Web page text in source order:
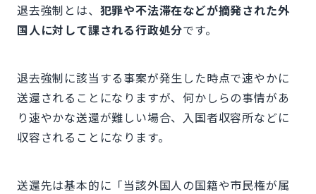
退去強制とは、 犯罪や不法滞在などが摘発された外
国人に対して課される行政処分です。
退去強制に該当する事案が発生した時点で速やかに
送還されることになりますが、何かしらの事情があ
り速やかな送還が難しい場合、入国者収容所などに
収容されることになります。
送還先は基本的に「当該外国人の国籍や市民権が属